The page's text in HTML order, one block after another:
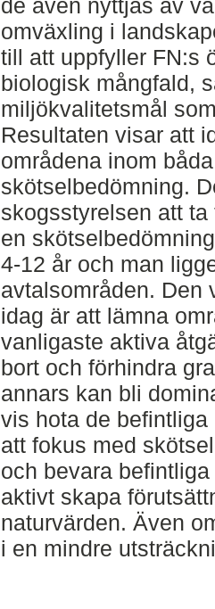
de även nyttjas av
omväxling i
till att uppfyller FN:s
biologisk mångfald,
miljökvalitetsmål
Resultaten visar att
områdena inom
skötselbedömning.
skogsstyrelsen att
en
4-12 år och man
avtalsområden. Den
idag är att lämna
vanligaste aktiva
bort och förhindra
annars kan bli
vis hota de
att fokus med
och bevara
aktivt skapa
naturvärden. Även
i en mindre